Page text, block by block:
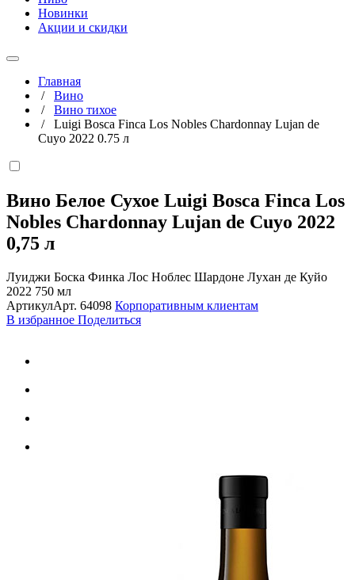
Новинки
Акции и скидки
Главная
/ Вино
/ Вино тихое
/ Luigi Bosca Finca Los Nobles Chardonnay Lujan de
Cuyo 2022 0.75 л
Вино Белое Сухое Luigi Bosca Finca Los
Nobles Chardonnay Lujan de Cuyo 2022
0,75 л
Луиджи Боска Финка Лос Ноблес Шардоне Лухан де Куйо
2022 750 мл
АртикулАрт. 64098 Корпоративным клиентам
В избранное Поделиться